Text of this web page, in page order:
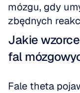
mózgu, gdy
zbędnych
Jakie
fal
Fale theta